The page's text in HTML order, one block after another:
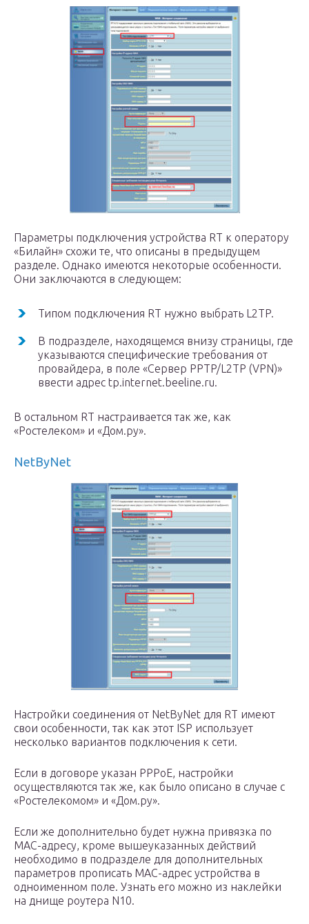
Параметры подключения устройства RT к оператору
«Билайн» схожи те, что описаны в предыдущем
разделе. Однако имеются некоторые особенности.
Они заключаются в следующем:
Типом подключения RT нужно выбрать L2TP.
В подразделе, находящемся внизу страницы, где
указываются специфические требования от
провайдера, в поле «Сервер PPTP/L2TP (VPN)»
ввести адрес tp.internet.beeline.ru.
В остальном RT настраивается так же, как
«Ростелеком» и «Дом.ру».
NetByNet
Настройки соединения от NetByNet для RT имеют
свои особенности, так как этот ISP использует
несколько вариантов подключения к сети.
Если в договоре указан РРРоЕ, настройки
осуществляются так же, как было описано в случае с
«Ростелекомом» и «Дом.ру».
Если же дополнительно будет нужна привязка по
МАС-адресу, кроме вышеуказанных действий
необходимо в подразделе для дополнительных
параметров прописать МАС-адрес устройства в
одноименном поле. Узнать его можно из наклейки
на днище роутера N10.